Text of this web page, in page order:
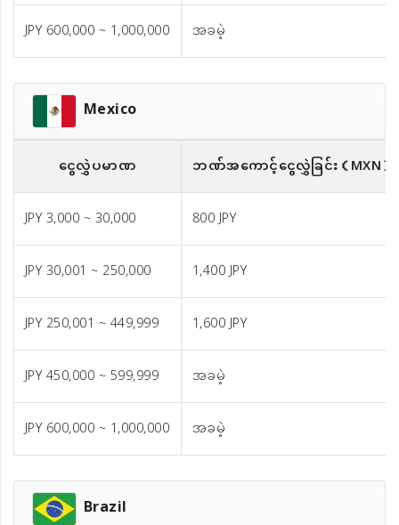
JPY 600,000 ~ 1,000,000
အခမဲ့
Mexico
ငွေလွှဲပမာဏ ဘဏ်အကောင့်ငွေလွှဲခြင်း（MXN）
JPY 3,000 ~ 30,000
800 JPY
JPY 30,001 ~ 250,000
1,400 JPY
JPY 250,001 ~ 449,999
1,600 JPY
JPY 450,000 ~ 599,999
အခမဲ့
JPY 600,000 ~ 1,000,000
အခမဲ့
Brazil